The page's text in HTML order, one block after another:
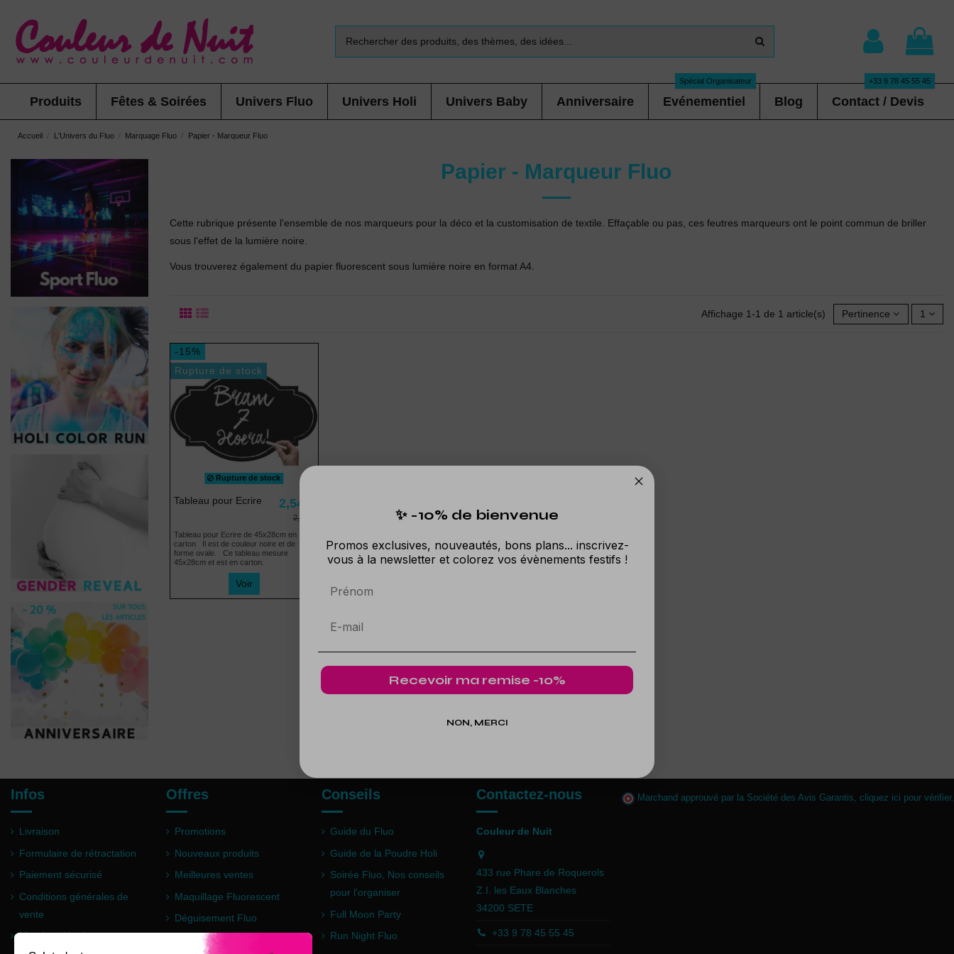
Produits Fêtes & Soirées Univers Fluo Univers Holi Univers Baby Anniversaire Evénementiel
Spécial Organisateur
Blog Contact / Devis
+33 9 78 45 55 45
Accueil L'Univers du Fluo Marquage Fluo Papier - Marqueur Fluo
Papier - Marqueur Fluo
Cette rubrique présente l'ensemble de nos marqueurs pour la déco et la customisation de textile. Effaçable ou pas, ces feutres marqueurs ont le point commun de briller
sous l'effet de la lumière noire.
Vous trouverez également du papier fluorescent sous lumière noire en format A4.
Affichage 1-1 de 1 article(s) Pertinence 1
-15%
Rupture de stock
Rupture de stock
Tableau pour Ecrire 2,54 €
2,99 €
Tableau pour Ecrire de 45x28cm en
carton Il est de couleur noire et de
forme ovale. Ce tableau mesure
45x28cm et est en carton.
Voir
Infos
Livraison
Formulaire de rétractation
Paiement sécurisé
Conditions générales de
vente
Mentions légales
Offres
Promotions
Nouveaux produits
Meilleures ventes
Maquillage Fluorescent
Déguisement Fluo
Poudre Holi
Conseils
Guide du Fluo
Guide de la Poudre Holi
Soirée Fluo, Nos conseils
pour l'organiser
Full Moon Party
Run Night Fluo
Contactez-nous
Couleur de Nuit
433 rue Phare de Roquerols
Z.I. les Eaux Blanches
34200 SETE
+33 9 78 45 55 45
Marchand approuvé par la Société des Avis Garantis, cliquez ici pour vérifier.
✨ -10% de bienvenue
Promos exclusives, nouveautés, bons plans... inscrivez-
vous à la newsletter et colorez vos évènements festifs !
Prénom
Recevoir ma remise -10%
NON, MERCI